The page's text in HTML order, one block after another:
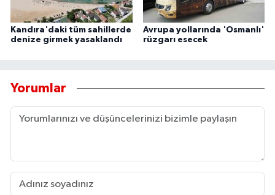
Kandıra'daki tüm sahillerde
denize girmek yasaklandı
Avrupa yollarında 'Osmanlı'
rüzgarı esecek
Yorumlar